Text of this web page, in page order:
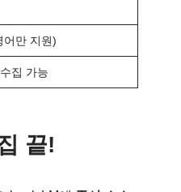
어만 지원)
집 가능
끝!